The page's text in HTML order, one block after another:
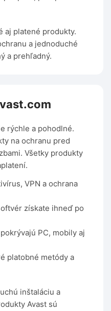
aj platené produkty.
a jednoduché
a prehľadný.
rýchle a pohodlné.
na ochranu pred
Všetky produkty
VPN a ochrana
získate ihneď po
PC, mobily aj
platobné metódy a
inštaláciu a
Avast sú